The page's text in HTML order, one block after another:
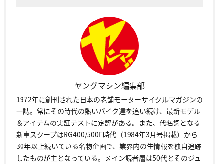
ヤングマシン編集部
1972年に創刊された日本の老舗モーターサイクルマガジンの
一誌。常にその時代の熱いバイク達を追い続け、最新モデル
＆アイテムの実証テストに定評がある。また、代名詞となる
新車スクープはRG400/500Γ時代（1984年3月号掲載）から
30年以上続いている名物企画で、業界内の生情報を独自追跡
したものが主となっている。メイン読者層は50代とそのジュ